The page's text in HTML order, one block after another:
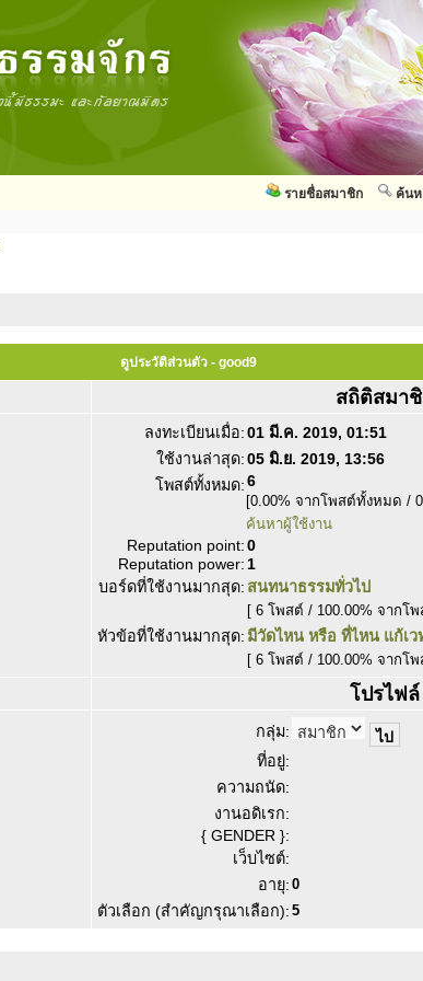
ค้นห
รายชื่อสมาชิก
ดูประวัติส่วนตัว - good9
สถิติสมา
ลงทะเบียนเมื่อ:01 มี.ค. 2019, 01:51
ใช้งานล่าสุด:05 มิ.ย. 2019, 13:56
โพสต์ทั้งหมด:6
[0.00% จากโพสต์ทั้งหมด /
ค้นหาผู้ใช้งาน
Reputation point:0
Reputation power: 1
บอร์ดที่ใช้งานมากสุด: สนทนาธรรมทั่วไป
[ 6 โพสต์ / 100.00% จากโ
หัวข้อที่ใช้งานมากสุด: มีวัดไหน หรือ ที่ไหน แก้เ
[ 6 โพสต์ / 100.00% จากโ
โปรไฟล์
กลุ่ม:
ที่อยู่:
ความถนัด:
งานอดิเรก:
{ GENDER }:
เว็บไซต์:
อายุ: 0
ตัวเลือก (สำคัญกรุณาเลือก): 5